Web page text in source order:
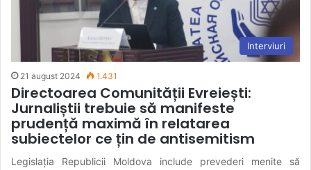
Interviuri
21 august 2024 1.431
Directoarea Comunității Evreiești:
Jurnaliștii trebuie să manifeste
prudență maximă în relatarea
subiectelor ce țin de antisemitism
Legislația Republicii Moldova include prevederi menite să